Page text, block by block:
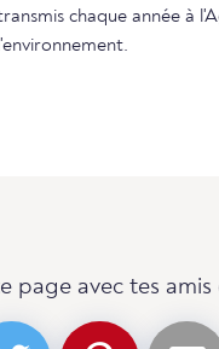
chaque année à
page avec tes